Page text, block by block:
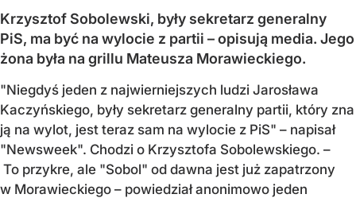
Krzysztof Sobolewski, były sekretarz generalny
PiS, ma być na wylocie z partii – opisują media. Jego
żona była na grillu Mateusza Morawieckiego.
"Niegdyś jeden z najwierniejszych ludzi Jarosława
Kaczyńskiego, były sekretarz generalny partii, który zna
ją na wylot, jest teraz sam na wylocie z PiS" – napisał
"Newsweek". Chodzi o Krzysztofa Sobolewskiego. –
To przykre, ale "Sobol" od dawna jest już zapatrzony
w Morawieckiego – powiedział anonimowo jeden